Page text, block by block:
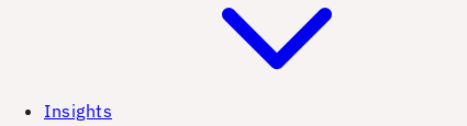
Insights